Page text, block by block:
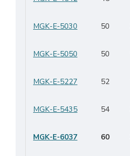
MGK-E-5030 50
MGK-E-5050 50
MGK-E-5227 52
MGK-E-5435 54
MGK-E-6037 60